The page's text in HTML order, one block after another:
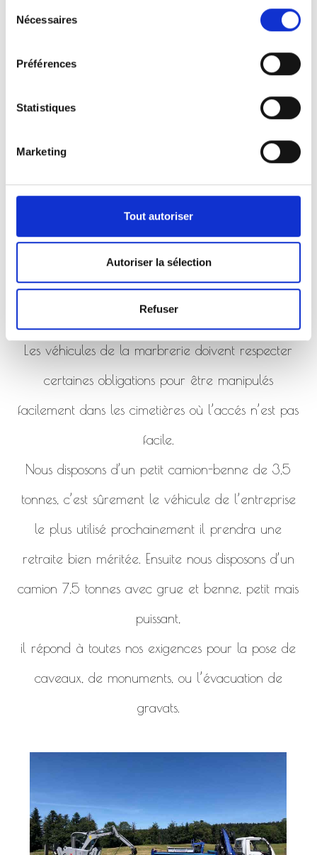
Nécessaires
Préférences
Statistiques
Marketing
Tout autoriser
Autoriser la sélection
Refuser
Pour répondre aux demandes de notre clientèle,
véhicules.
Que ça soit pour l’activité de pompes funèbres ou
Les véhicules de la marbrerie doivent respecter
certaines obligations pour être manipulés
facilement dans les cimetières où l’accés n’est pas
facile.
Nous disposons d’un petit camion-benne de 3,5
tonnes, c’est sûrement le véhicule de l’entreprise
le plus utilisé prochainement il prendra une
retraite bien méritée. Ensuite nous disposons d’un
camion 7,5 tonnes avec grue et benne, petit mais
puissant,
il répond à toutes nos exigences pour la pose de
caveaux, de monuments, ou l’évacuation de
gravats.